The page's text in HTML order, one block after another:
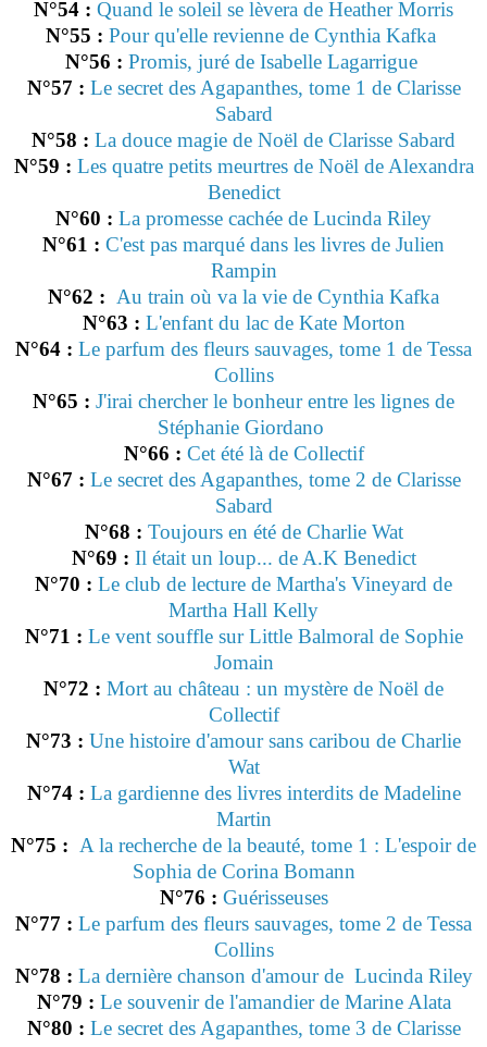
N°54 : Quand le soleil se lèvera de Heather Morris
N°55 : Pour qu'elle revienne de Cynthia Kafka
N°56 : Promis, juré de Isabelle Lagarrigue
N°57 : Le secret des Agapanthes, tome 1 de Clarisse
Sabard
N°58 : La douce magie de Noël de Clarisse Sabard
N°59 : Les quatre petits meurtres de Noël de Alexandra
Benedict
N°60 : La promesse cachée de Lucinda Riley
N°61 : C'est pas marqué dans les livres de Julien
Rampin
N°62 : Au train où va la vie de Cynthia Kafka
N°63 : L'enfant du lac de Kate Morton
N°64 : Le parfum des fleurs sauvages, tome 1 de Tessa
Collins
N°65 : J'irai chercher le bonheur entre les lignes de
Stéphanie Giordano
N°66 : Cet été là de Collectif
N°67 : Le secret des Agapanthes, tome 2 de Clarisse
Sabard
N°68 : Toujours en été de Charlie Wat
N°69 : Il était un loup... de A.K Benedict
N°70 : Le club de lecture de Martha's Vineyard de
Martha Hall Kelly
N°71 : Le vent souffle sur Little Balmoral de Sophie
Jomain
N°72 : Mort au château : un mystère de Noël de
Collectif
N°73 : Une histoire d'amour sans caribou de Charlie
Wat
N°74 : La gardienne des livres interdits de Madeline
Martin
N°75 : A la recherche de la beauté, tome 1 : L'espoir de
Sophia de Corina Bomann
N°76 : Guérisseuses
N°77 : Le parfum des fleurs sauvages, tome 2 de Tessa
Collins
N°78 : La dernière chanson d'amour de Lucinda Riley
N°79 : Le souvenir de l'amandier de Marine Alata
N°80 : Le secret des Agapanthes, tome 3 de Clarisse